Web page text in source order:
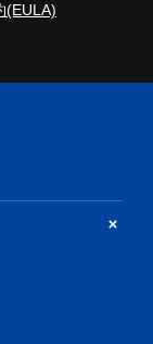
(EULA)